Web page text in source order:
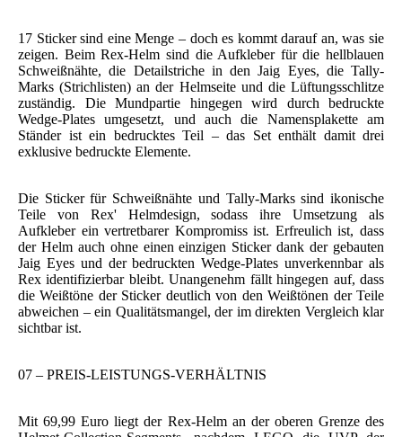
17 Sticker sind eine Menge – doch es kommt darauf an, was sie
zeigen. Beim Rex-Helm sind die Aufkleber für die hellblauen
Schweißnähte, die Detailstriche in den Jaig Eyes, die Tally-
Marks (Strichlisten) an der Helmseite und die Lüftungsschlitze
zuständig. Die Mundpartie hingegen wird durch bedruckte
Wedge-Plates umgesetzt, und auch die Namensplakette am
Ständer ist ein bedrucktes Teil – das Set enthält damit drei
exklusive bedruckte Elemente.
Die Sticker für Schweißnähte und Tally-Marks sind ikonische
Teile von Rex' Helmdesign, sodass ihre Umsetzung als
Aufkleber ein vertretbarer Kompromiss ist. Erfreulich ist, dass
der Helm auch ohne einen einzigen Sticker dank der gebauten
Jaig Eyes und der bedruckten Wedge-Plates unverkennbar als
Rex identifizierbar bleibt. Unangenehm fällt hingegen auf, dass
die Weißtöne der Sticker deutlich von den Weißtönen der Teile
abweichen – ein Qualitätsmangel, der im direkten Vergleich klar
sichtbar ist.
07 – PREIS-LEISTUNGS-VERHÄLTNIS
Mit 69,99 Euro liegt der Rex-Helm an der oberen Grenze des